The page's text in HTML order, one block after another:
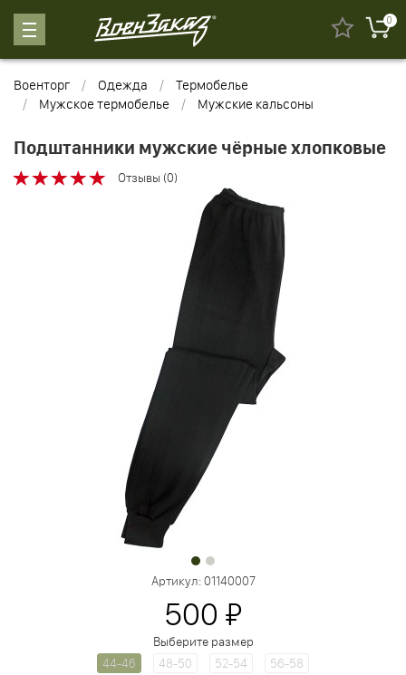
0
Военторг Одежда
Термобелье
Мужское термобелье
Мужские кальсоны
Подштанники мужские чёрные хлопковые
Отзывы (0)
Артикул:01140007
500 ₽
Выберите размер
44-46
48-50 52-54 56-58